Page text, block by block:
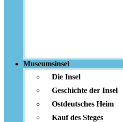
Museumsinsel
Die Insel
Geschichte der Insel
Ostdeutsches Heim
Kauf des Steges